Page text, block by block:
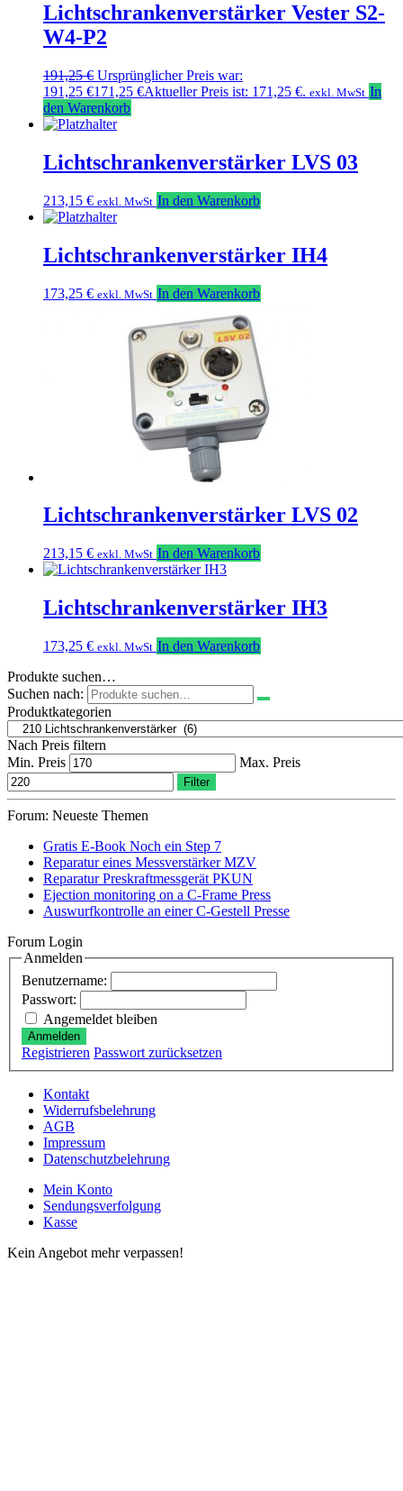
Lichtschrankenverstärker Vester S2-
W4-P2
191,25€ Ursprünglicher Preis war:
191,25 €171,25 €Aktueller Preis ist: 171,25 €. exkl. MwSt In
den Warenkorb
Lichtschrankenverstärker LVS 03
213,15 € exkl. MwSt In den Warenkorb
Lichtschrankenverstärker IH4
173,25 € exkl. MwSt In den Warenkorb
Lichtschrankenverstärker LVS 02
213,15 € exkl. MwSt In den Warenkorb
Lichtschrankenverstärker IH3
173,25 € exkl. MwSt In den Warenkorb
Produkte suchen…
Suchen nach:
Produktkategorien
Nach Preis filtern
Min. Preis
Max. Preis
Filter
Forum: Neueste Themen
Gratis E-Book Noch ein Step 7
Reparatur eines Messverstärker MZV
Reparatur Preskraftmessgerät PKUN
Ejection monitoring on a C-Frame Press
Auswurfkontrolle an einer C-Gestell Presse
Forum Login
Anmelden
Benutzername:
Passwort:
Angemeldet bleiben
Anmelden
Registrieren Passwort zurücksetzen
Kontakt
Widerrufsbelehrung
AGB
Impressum
Datenschutzbelehrung
Mein Konto
Sendungsverfolgung
Kasse
Kein Angebot mehr verpassen!